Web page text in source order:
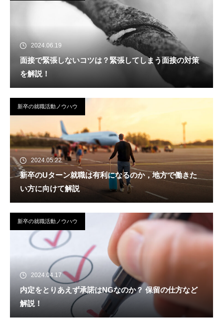
2024.06.19
面接で緊張しないコツは？緊張してしまう面接の対策
を解説！
新卒の就職活動ノウハウ
2024.05.22
新卒のUターン就職は有利になるのか，地方で働きた
い方に向けて解説
新卒の就職活動ノウハウ
2024.04.17
内定をとりあえず承諾はNGなのか？ 保留の仕方など
解説！